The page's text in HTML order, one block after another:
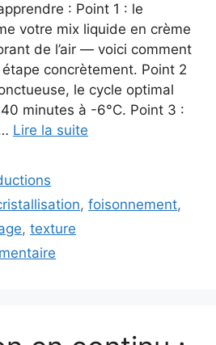
: Point 1 : le
votre mix liquide en crème
de l’air — voici comment
concrètement. Point 2
le cycle optimal
minutes à -6°C. Point 3 :
Lire la suite
,foisonnement,
, texture